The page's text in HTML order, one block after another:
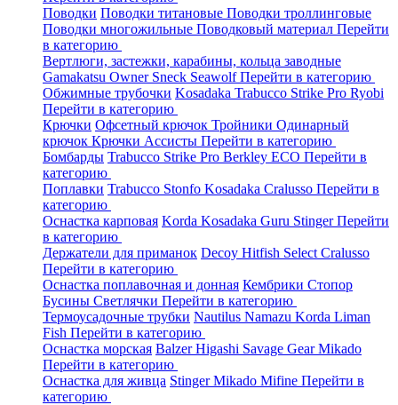
Поводки Поводки титановые Поводки троллинговые
Поводки многожильные Поводковый материал Перейти
в категорию
Вертлюги, застежки, карабины, кольца заводные
Gamakatsu Owner Sneck SeawolfПерейти в категорию
Обжимные трубочки Kosadaka Trabucco Strike Pro Ryobi
Перейти в категорию
Крючки Офсетный крючок Тройники Одинарный
крючок Крючки Ассисты Перейти в категорию
Бомбарды Trabucco Strike Pro Berkley ECO Перейти в
категорию
Поплавки Trabucco Stonfo Kosadaka Cralusso Перейти в
категорию
Оснастка карповая Korda Kosadaka Guru StingerПерейти
в категорию
Держатели для приманок Decoy Hitfish Select Cralusso
Перейти в категорию
Оснастка поплавочная и донная Кембрики Стопор
Бусины Светлячки Перейти в категорию
Термоусадочные трубки Nautilus Namazu Korda Liman
Fish Перейти в категорию
Оснастка морская BalzerHigashi Savage GearMikado
Перейти в категорию
Оснастка для живца StingerMikado Mifine Перейти в
категорию